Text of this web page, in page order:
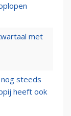
met
steeds
heeft ook